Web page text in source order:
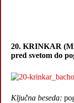
20. KRINKAR
pred svetom do
Ključna beseda: